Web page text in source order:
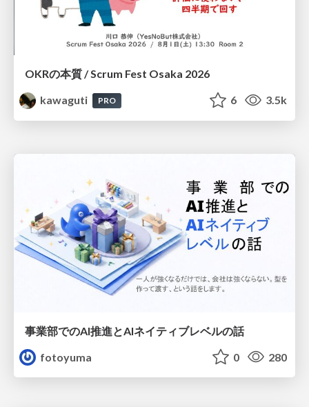
OKRの本質 / Scrum Fest Osaka 2026
kawaguti
PRO 6 3.5k
事業部でのAI推進とAIネイティブレベルの話
fotoyuma
0 280